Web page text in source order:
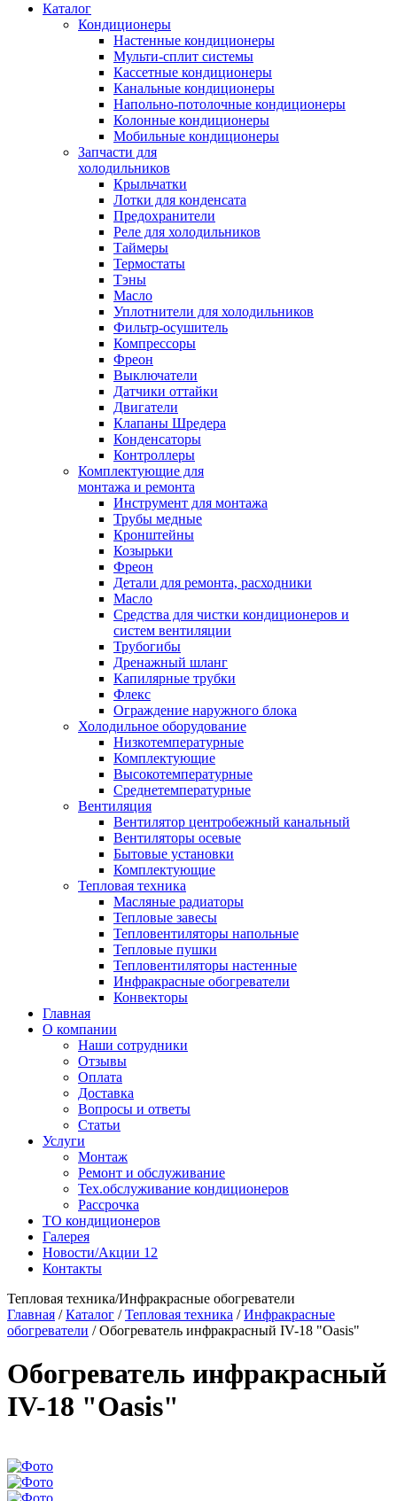
Каталог
Кондиционеры
Настенные кондиционеры
Мульти-сплит системы
Кассетные кондиционеры
Канальные кондиционеры
Напольно-потолочные кондиционеры
Колонные кондиционеры
Мобильные кондиционеры
Запчасти для
холодильников
Крыльчатки
Лотки для конденсата
Предохранители
Реле для холодильников
Таймеры
Термостаты
Тэны
Масло
Уплотнители для холодильников
Фильтр-осушитель
Компрессоры
Фреон
Выключатели
Датчики оттайки
Двигатели
Клапаны Шредера
Конденсаторы
Контроллеры
Комплектующие для
монтажа и ремонта
Инструмент для монтажа
Трубы медные
Кронштейны
Козырьки
Фреон
Детали для ремонта, расходники
Масло
Средства для чистки кондиционеров и
систем вентиляции
Трубогибы
Дренажный шланг
Капилярные трубки
Флекс
Ограждение наружного блока
Холодильное оборудование
Низкотемпературные
Комплектующие
Высокотемпературные
Среднетемпературные
Вентиляция
Вентилятор центробежный канальный
Вентиляторы осевые
Бытовые установки
Комплектующие
Тепловая техника
Масляные радиаторы
Тепловые завесы
Тепловентиляторы напольные
Тепловые пушки
Тепловентиляторы настенные
Инфракрасные обогреватели
Конвекторы
Главная
О компании
Наши сотрудники
Отзывы
Оплата
Доставка
Вопросы и ответы
Статьи
Услуги
Монтаж
Ремонт и обслуживание
Тех.обслуживание кондиционеров
Рассрочка
ТО кондиционеров
Галерея
Новости/Акции 12
Контакты
Тепловая техника/Инфракрасные обогреватели
Главная /Каталог /Тепловая техника /Инфракрасные
обогреватели /Обогреватель инфракрасный IV-18 "Oasis"
Обогреватель инфракрасный
IV-18 "Oasis"